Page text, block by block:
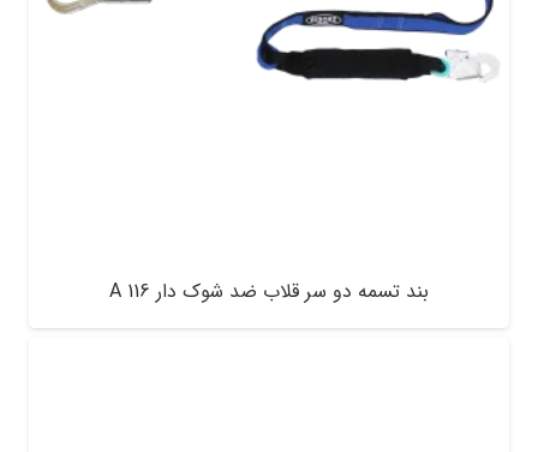
بند تسمه دو سر قلاب ضد شوک دار A 116